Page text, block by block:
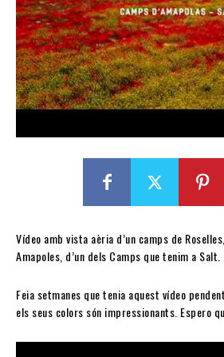
Vídeo amb vista aèria d’un camps de
Amapoles, d’un dels Camps que tenim a Salt.
Feia setmanes que tenia aquest vídeo
els seus colors són impressionants. Espero